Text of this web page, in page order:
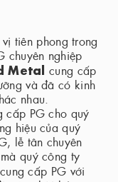
tiên phong trong
chuyên nghiệp
Metal cung cấp
và đã có kinh
nhau.
cấp PG cho quý
hiệu của quý
lễ tân chuyên
quý công ty
cấp PG với